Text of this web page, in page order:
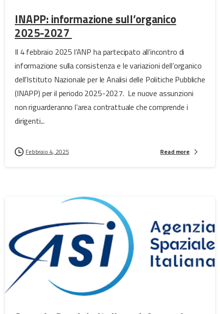
INAPP: informazione sull’organico
2025-2027
Il 4 febbraio 2025 l’ANP ha partecipato all’incontro di
informazione sulla consistenza e le variazioni dell’organico
dell’Istituto Nazionale per le Analisi delle Politiche Pubbliche
(INAPP) per il periodo 2025-2027. Le nuove assunzioni
non riguarderanno l’area contrattuale che comprende i
dirigenti...
Febbraio 4, 2025 Read more